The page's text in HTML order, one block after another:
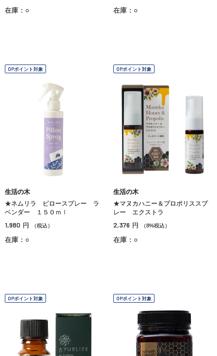
在庫：○ 在庫：○
OPポイント対象
生活の木
★ネムリラ ピロースプレー ラ
ベンダー １５０ｍｌ
1,980 円 （税込）
在庫：○
OPポイント対象
生活の木
★マヌカハニー＆プロポリススプ
レー エクストラ
2,376 円 （8%税込）
在庫：○
OPポイント対象 OPポイント対象